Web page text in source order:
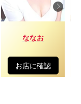
ななお
お店に確認